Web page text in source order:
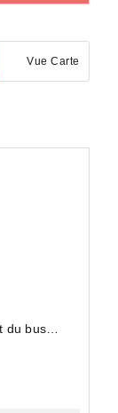
Vue Carte
du bus